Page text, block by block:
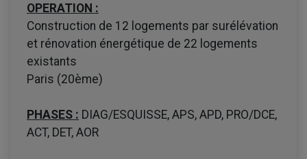
OPERATION :
Construction de 12 logements par surélévation
et rénovation énergétique de 22 logements
existants
Paris (20ème)
PHASES : DIAG/ESQUISSE, APS, APD, PRO/DCE,
ACT, DET, AOR